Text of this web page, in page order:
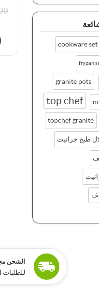
cookware set
frypan
granite pots
top chef
topchef granite
طبخ جرانيت
ًالشحن
للطلبات التي